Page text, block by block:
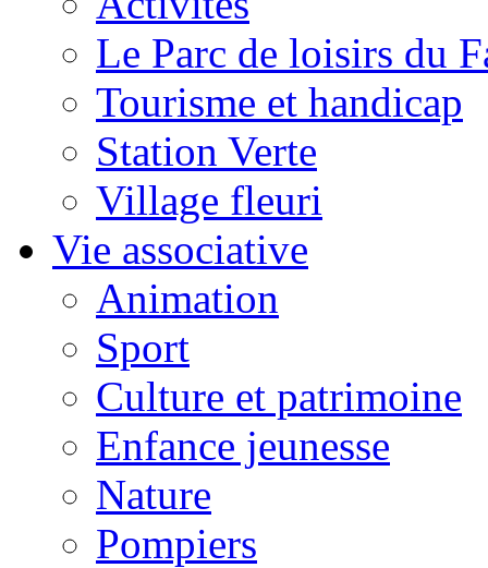
Le Parc de loisirs du
Tourisme et handicap
Station Verte
Village fleuri
Vie associative
Animation
Sport
Culture et patrimoine
Enfance jeunesse
Nature
Pompiers